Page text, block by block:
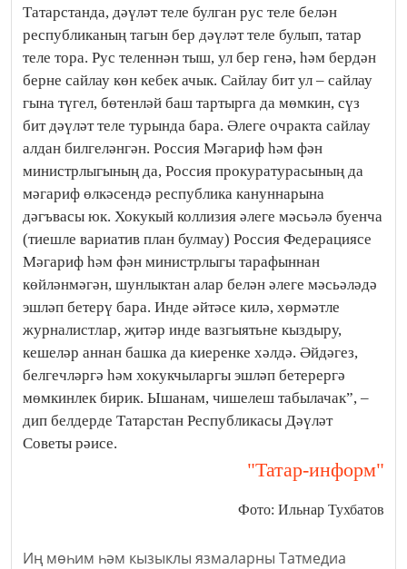
Татарстанда, дәүләт теле булган рус теле белән
республиканың тагын бер дәүләт теле булып, татар
теле тора. Рус теленнән тыш, ул бер генә, һәм бердән
берне сайлау көн кебек ачык. Сайлау бит ул – сайлау
гына түгел, бөтенләй баш тартырга да мөмкин, сүз
бит дәүләт теле турында бара. Әлеге очракта сайлау
алдан билгеләнгән. Россия Мәгариф һәм фән
министрлыгының да, Россия прокуратурасының да
мәгариф өлкәсендә республика кануннарына
дәгъвасы юк. Хокукый коллизия әлеге мәсьәлә буенча
(тиешле вариатив план булмау) Россия Федерациясе
Мәгариф һәм фән министрлыгы тарафыннан
көйләнмәгән, шунлыктан алар белән әлеге мәсьәләдә
эшләп бетерү бара. Инде әйтәсе килә, хөрмәтле
журналистлар, җитәр инде вазгыятьне кыздыру,
кешеләр аннан башка да киеренке хәлдә. Әйдәгез,
белгечләргә һәм хокукчыларгы эшләп бетерергә
мөмкинлек бирик. Ышанам, чишелеш табылачак”, –
дип белдерде Татарстан Республикасы Дәүләт
Советы рәисе.
"Татар-информ"
Фото: Ильнар Тухбатов
Иң мөһим һәм кызыклы язмаларны Татмедиа